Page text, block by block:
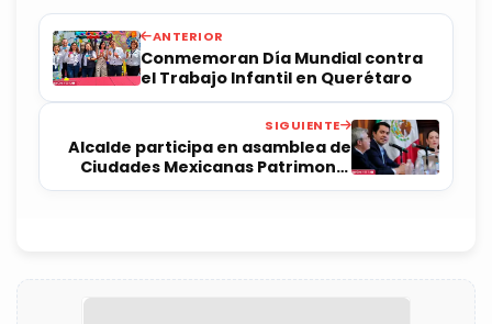
ANTERIOR
Conmemoran Día Mundial contra
el Trabajo Infantil en Querétaro
SIGUIENTE
Alcalde participa en asamblea de
Ciudades Mexicanas Patrimonio
Mundial